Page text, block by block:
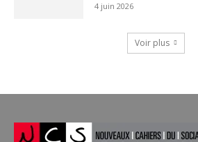
4 juin 2026
Voir plus